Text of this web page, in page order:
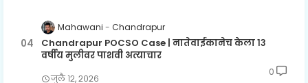
Mahawani Chandrapur
Chandrapur POCSO Case | नातेवाईकानेच केला १३
वर्षीय मुलीवर पाशवी अत्याचार
जुलै १२, २०२६
0